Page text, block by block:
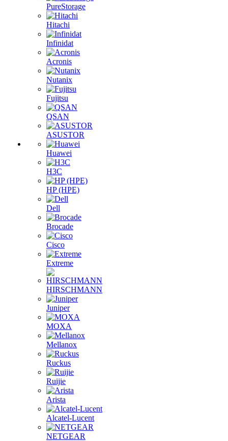
PureStorage
Hitachi
Infinidat
Acronis
Nutanix
Fujitsu
QSAN
ASUSTOR
Huawei
H3C
HP (HPE)
Dell
Brocade
Cisco
Extreme
HIRSCHMANN
Juniper
MOXA
Mellanox
Ruckus
Ruijie
Arista
Alcatel-Lucent
NETGEAR